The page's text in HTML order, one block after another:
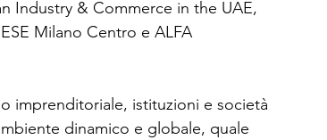
Industry & Commerce in the UAE,
Milano Centro e ALFA
istituzioni e società
dinamico e globale, quale